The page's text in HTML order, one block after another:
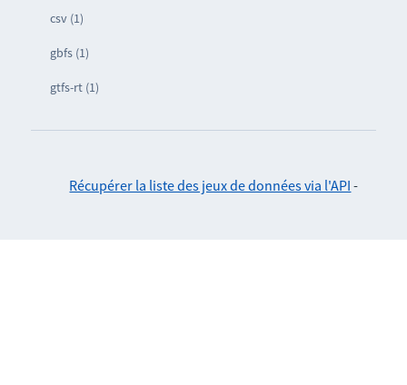
csv (1)
gbfs (1)
gtfs-rt (1)
Récupérer la liste des jeux de données via l'API -